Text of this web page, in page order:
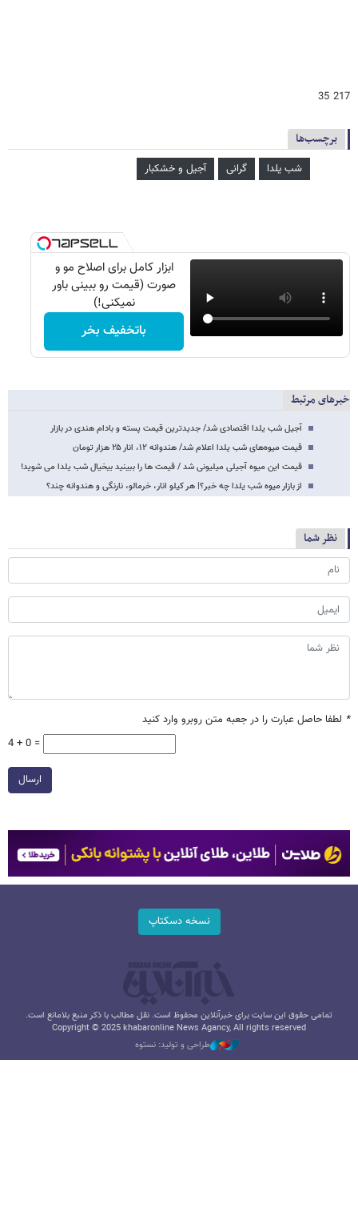
217 35
برچسب‌ها
شب یلدا گرانی آجیل و خشکبار
ابزار کامل برای اصلاح مو و
صورت (قیمت رو ببینی باور
نمیکنی!)
باتخفیف بخر
خبرهای مرتبط
آجیل شب یلدا اقتصادی شد/ جدیدترین قیمت پسته و بادام هندی در بازار
قیمت میوه‌های شب یلدا اعلام شد/ هندوانه ۱۲، انار ۲۵ هزار تومان
قیمت این میوه آجیلی میلیونی شد / قیمت ها را ببینید بیخیال شب یلدا می شوید!
از بازار میوه شب یلدا چه خبر؟| هر کیلو انار، خرمالو، نارنگی و هندوانه چند؟
نظر شما
* لطفا حاصل عبارت را در جعبه متن روبرو وارد کنید
4 + 0 =
ارسال
نسخه دسکتاپ
تمامی حقوق این سایت برای خبرآنلاین محفوظ است. نقل مطالب با ذکر منبع بلامانع است.
Copyright © 2025 khabaronline News Agancy, All rights reserved
طراحی و تولید: نستوه